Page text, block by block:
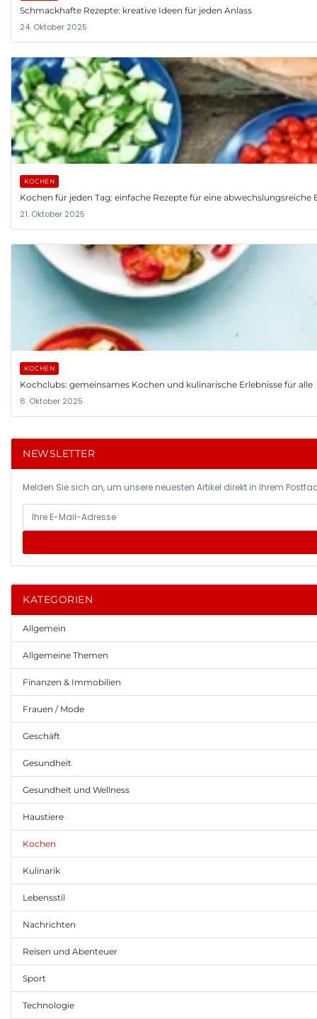
Schmackhafte Rezepte: kreative Ideen für jeden Anlass
24. Oktober 2025
KOCHEN
Kochen für jeden Tag: einfache Rezepte für eine abwechslungsreiche
21. Oktober 2025
KOCHEN
Kochclubs: gemeinsames Kochen und kulinarische Erlebnisse für alle
6. Oktober 2025
NEWSLETTER
Melden Sie sich an, um unsere neuesten Artikel direkt in Ihrem
KATEGORIEN
Allgemein
Allgemeine Themen
Finanzen & Immobilien
Frauen / Mode
Geschäft
Gesundheit
Gesundheit und Wellness
Haustiere
Kochen
Kulinarik
Lebensstil
Nachrichten
Reisen und Abenteuer
Sport
Technologie